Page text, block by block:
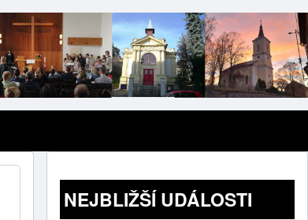
NEJBLIŽŠÍ UDÁLOSTI